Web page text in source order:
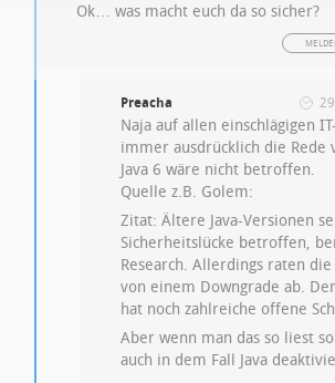
Ok… was macht euch da so sicher?
Preacha
Naja auf allen einschlägigen
immer ausdrücklich die Rede
Java 6 wäre nicht betroffen.
Quelle z.B. Golem:
Zitat: Ältere Java-Versionen
Sicherheitslücke betroffen,
Research. Allerdings raten
von einem Downgrade ab.
hat noch zahlreiche offene
Aber wenn man das so liest
auch in dem Fall Java